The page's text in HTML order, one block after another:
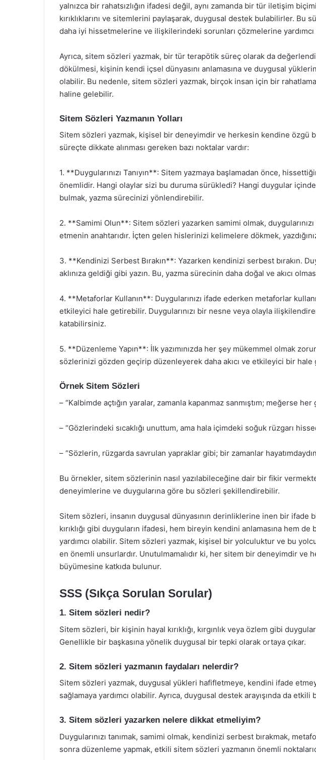
yalnızca bir rahatsızlığın ifadesi değil, aynı zamanda bir tür iletişim
kırıklıklarını ve sitemlerini paylaşarak, duygusal destek bulabilirler. Bu
daha iyi hissetmelerine ve ilişkilerindeki sorunları çözmelerine yardımcı
Ayrıca, sitem sözleri yazmak, bir tür terapötik süreç olarak da
dökülmesi, kişinin kendi içsel dünyasını anlamasına ve duygusal
olabilir. Bu nedenle, sitem sözleri yazmak, birçok insan için bir
haline gelebilir.
Sitem Sözleri Yazmanın Yolları
Sitem sözleri yazmak, kişisel bir deneyimdir ve herkesin kendine özgü
süreçte dikkate alınması gereken bazı noktalar vardır:
1. **Duygularınızı Tanıyın**: Sitem yazmaya başlamadan önce,
önemlidir. Hangi olaylar sizi bu duruma sürükledi? Hangi duygular
bulmak, yazma sürecinizi yönlendirebilir.
2. **Samimi Olun**: Sitem sözleri yazarken samimi olmak,
etmenin anahtarıdır. İçten gelen hislerinizi kelimelere dökmek,
3. **Kendinizi Serbest Bırakın**: Yazarken kendinizi serbest bırakın.
aklınıza geldiği gibi yazın. Bu, yazma sürecinin daha doğal ve akıcı
4. **Metaforlar Kullanın**: Duygularınızı ifade ederken metaforlar
etkileyici hale getirebilir. Duygularınızı bir nesne veya olayla
katabilirsiniz.
5. **Düzenleme Yapın**: İlk yazımınızda her şey mükemmel olmak
sözlerinizi gözden geçirip düzenleyerek daha akıcı ve etkileyici bir
Örnek Sitem Sözleri
– “Kalbimde açtığın yaralar, zamanla kapanmaz sanmıştım; meğerse
– “Gözlerindeki sıcaklığı unuttum, ama hala içimdeki soğuk rüzgarı
– “Sözlerin, rüzgarda savrulan yapraklar gibi; bir zamanlar
Bu örnekler, sitem sözlerinin nasıl yazılabileceğine dair bir fikir
deneyimlerine ve duygularına göre bu sözleri şekillendirebilir.
Sitem sözleri, insanın duygusal dünyasının derinliklerine inen bir ifade
kırıklığı gibi duyguların ifadesi, hem bireyin kendini anlamasına hem de
yardımcı olabilir. Sitem sözleri yazmak, kişisel bir yolculuktur ve bu
en önemli unsurlardır. Unutulmamalıdır ki, her sitem bir deneyimdir ve
büyümesine katkıda bulunur.
SSS (Sıkça Sorulan Sorular)
1. Sitem sözleri nedir?
Sitem sözleri, bir kişinin hayal kırıklığı, kırgınlık veya özlem gibi
Genellikle bir başkasına yönelik duygusal bir tepki olarak ortaya çıkar.
2. Sitem sözleri yazmanın faydaları nelerdir?
Sitem sözleri yazmak, duygusal yükleri hafifletmeye, kendini ifade
sağlamaya yardımcı olabilir. Ayrıca, duygusal destek arayışında da
3. Sitem sözleri yazarken nelere dikkat etmeliyim?
Duygularınızı tanımak, samimi olmak, kendinizi serbest bırakmak,
sonra düzenleme yapmak, etkili sitem sözleri yazmanın önemli